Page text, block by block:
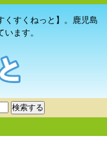
くすくねっと】。鹿児島
ます。
検索する